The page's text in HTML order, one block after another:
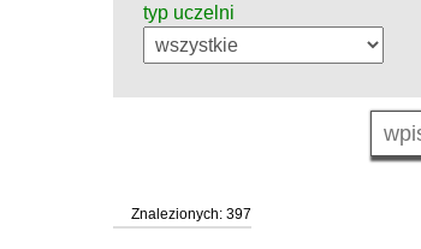
typ uczelni
Znalezionych: 397